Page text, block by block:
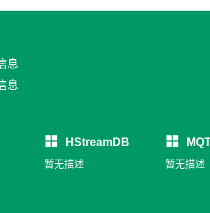
息
息
HStreamDB
暂无描述 暂无描述